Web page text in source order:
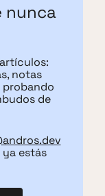
nunca
notas
probando
de
estás